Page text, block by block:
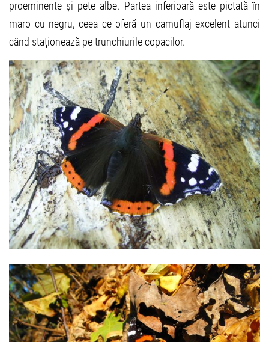
proeminente și pete albe. Partea inferioară este pictată în
maro cu negru, ceea ce oferă un camuflaj excelent atunci
când staţionează pe trunchiurile copacilor.